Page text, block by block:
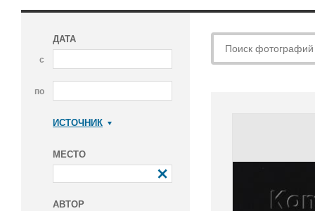
ДАТА
с
по
ИСТОЧНИК
МЕСТО
АВТОР